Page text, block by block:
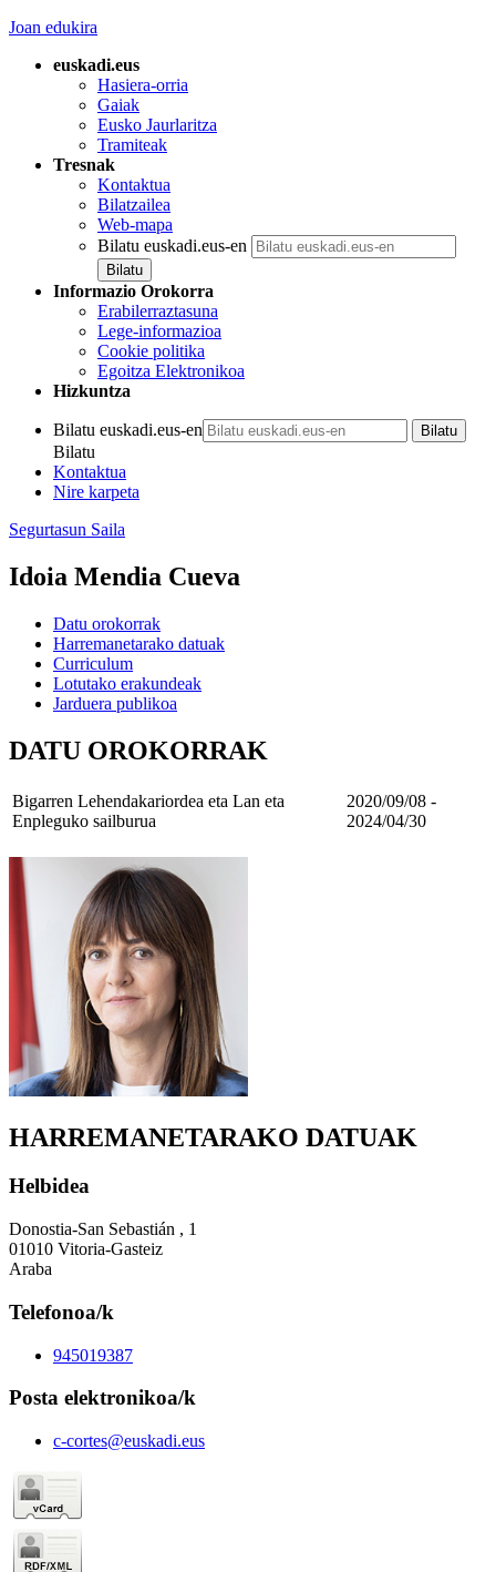
Joan edukira
euskadi.eus
Hasiera-orria
Gaiak
Eusko Jaurlaritza
Tramiteak
Tresnak
Kontaktua
Bilatzailea
Web-mapa
Bilatu euskadi.eus-en
Informazio Orokorra
Erabilerraztasuna
Lege-informazioa
Cookie politika
Egoitza Elektronikoa
Hizkuntza
Bilatu euskadi.eus-en
Bilatu
Kontaktua
Nire karpeta
Segurtasun Saila
Idoia Mendia Cueva
Datu orokorrak
Harremanetarako datuak
Curriculum
Lotutako erakundeak
Jarduera publikoa
DATU OROKORRAK
Bigarren Lehendakariordea eta Lan eta
Enpleguko sailburua
2020/09/08 -
2024/04/30
HARREMANETARAKO DATUAK
Helbidea
Donostia-San Sebastián , 1
01010 Vitoria-Gasteiz
Araba
Telefonoa/k
945019387
Posta elektronikoa/k
c-cortes@euskadi.eus